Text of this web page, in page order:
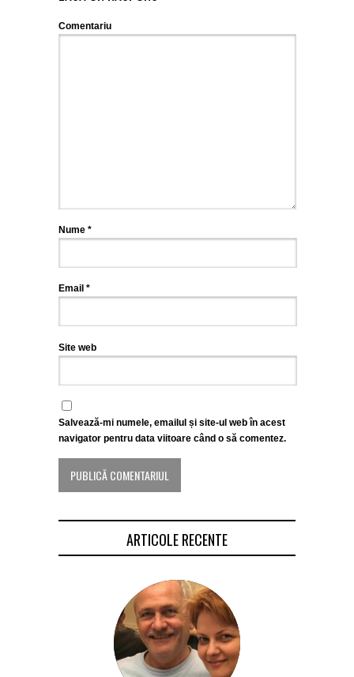
Comentariu
Nume *
Email *
Site web
Salvează-mi numele, emailul și site-ul web în acest
navigator pentru data viitoare când o să comentez.
ARTICOLE RECENTE